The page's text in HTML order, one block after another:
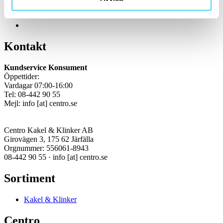
Kakel, klinker, mosaik och granitkeramik →
Kontakt
Kundservice Konsument
Öppettider:
Vardagar 07:00-16:00
Tel: 08-442 90 55
Mejl: info [at] centro.se
Centro Kakel & Klinker AB
Girovägen 3, 175 62 Järfälla
Orgnummer: 556061-8943
08-442 90 55 · info [at] centro.se
Sortiment
Kakel & Klinker